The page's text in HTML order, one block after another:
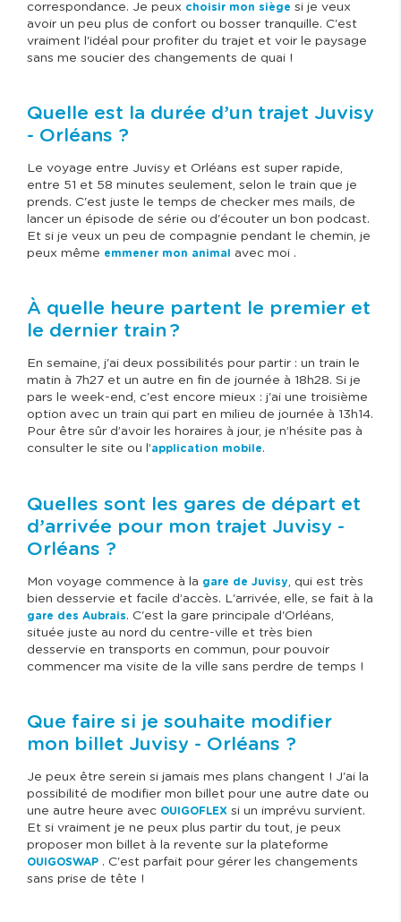
correspondance. Je peux choisir mon siège si je veux
avoir un peu plus de confort ou bosser tranquille. C'est
vraiment l'idéal pour profiter du trajet et voir le paysage
sans me soucier des changements de quai !
Quelle est la durée d’un trajet Juvisy
- Orléans ?
Le voyage entre Juvisy et Orléans est super rapide,
entre 51 et 58 minutes seulement, selon le train que je
prends. C'est juste le temps de checker mes mails, de
lancer un épisode de série ou d'écouter un bon podcast.
Et si je veux un peu de compagnie pendant le chemin, je
peux même emmener mon animal avec moi .
À quelle heure partent le premier et
le dernier train ?
En semaine, j'ai deux possibilités pour partir : un train le
matin à 7h27 et un autre en fin de journée à 18h28. Si je
pars le week-end, c'est encore mieux : j'ai une troisième
option avec un train qui part en milieu de journée à 13h14.
Pour être sûr d’avoir les horaires à jour, je n’hésite pas à
consulter le site ou l’application mobile.
Quelles sont les gares de départ et
d’arrivée pour mon trajet Juvisy -
Orléans ?
Mon voyage commence à la gare de Juvisy, qui est très
bien desservie et facile d’accès. L'arrivée, elle, se fait à la
gare des Aubrais. C'est la gare principale d'Orléans,
située juste au nord du centre-ville et très bien
desservie en transports en commun, pour pouvoir
commencer ma visite de la ville sans perdre de temps !
Que faire si je souhaite modifier
mon billet Juvisy - Orléans ?
Je peux être serein si jamais mes plans changent ! J'ai la
possibilité de modifier mon billet pour une autre date ou
une autre heure avec OUIGOFLEX si un imprévu survient.
Et si vraiment je ne peux plus partir du tout, je peux
proposer mon billet à la revente sur la plateforme
OUIGOSWAP . C'est parfait pour gérer les changements
sans prise de tête !